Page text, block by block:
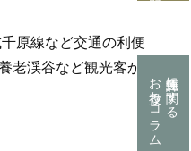
原線など交通の利便
老渓谷など観光客か
運転免許に関する
お役立ちコラム